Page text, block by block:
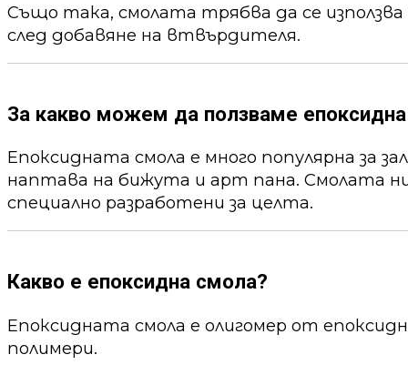
Също така, смолата трябва да се
след добавяне на втвърдителя.
За какво можем да ползваме
Епоксидната смола е много популярна за
наптава на бижута и арт пана. Смолата
специално разработени за целта.
Какво е епоксидна смола?
Епоксидната смола е олигомер от
полимери.